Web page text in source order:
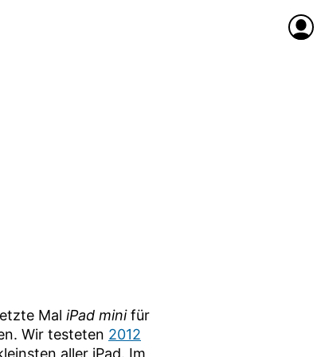
Mal iPad minifür
Wir testeten 2012
aller iPad. Im